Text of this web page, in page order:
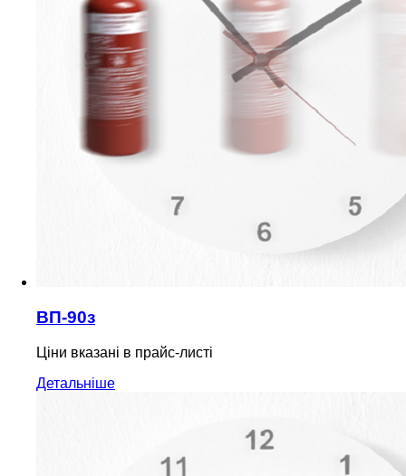
ВП-90з
Ціни вказані в прайс-листі
Детальніше